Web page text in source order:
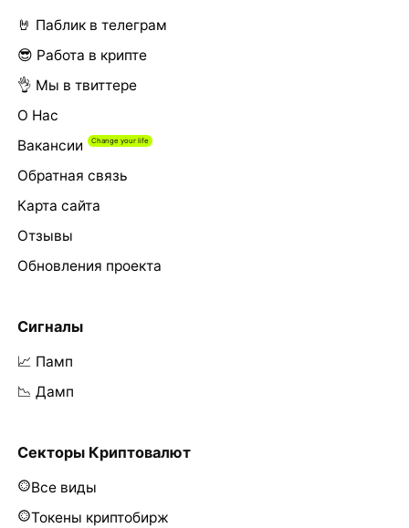
🤘 Паблик в телеграм
😎 Работа в крипте
👌 Мы в твиттере
О Нас
Вакансии
Обратная связь
Карта сайта
Отзывы
Обновления проекта
Сигналы
📈 Памп
📉 Дамп
Секторы Криптовалют
Все виды
Токены криптобирж